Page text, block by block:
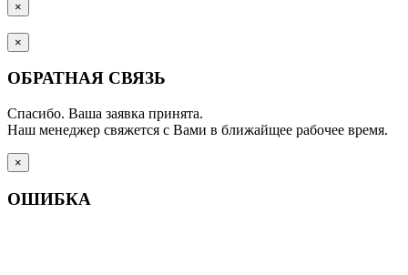
×
×
ОБРАТНАЯ СВЯЗЬ
Спасибо. Ваша заявка принята.
Наш менеджер свяжется с Вами в ближайщее рабочее время.
×
ОШИБКА